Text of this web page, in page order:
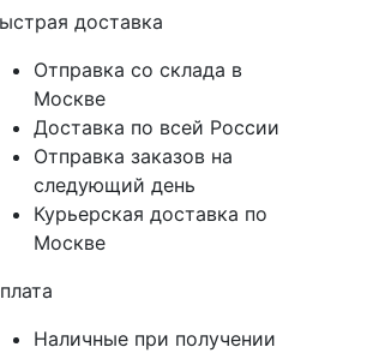
доставка
Отправка со склада в
Москве
Доставка по всей России
Отправка заказов на
следующий день
Курьерская доставка по
Москве
Наличные при получении